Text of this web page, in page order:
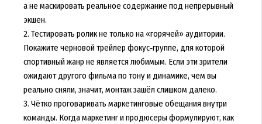
а не маскировать реальное содержание под непрерывный
экшен.
2. Тестировать ролик не только на «горячей» аудитории.
Покажите черновой трейлер фокус‑группе, для которой
спортивный жанр не является любимым. Если эти зрители
ожидают другого фильма по тону и динамике, чем вы
реально сняли, значит, монтаж зашёл слишком далеко.
3. Чётко проговаривать маркетинговые обещания внутри
команды. Когда маркетинг и продюсеры формулируют, как